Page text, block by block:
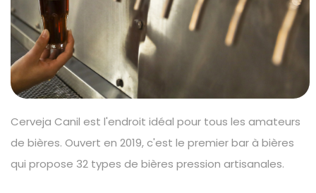
Cerveja Canil est l'endroit idéal pour tous les amateurs
de bières. Ouvert en 2019, c'est le premier bar à bières
qui propose 32 types de bières pression artisanales.